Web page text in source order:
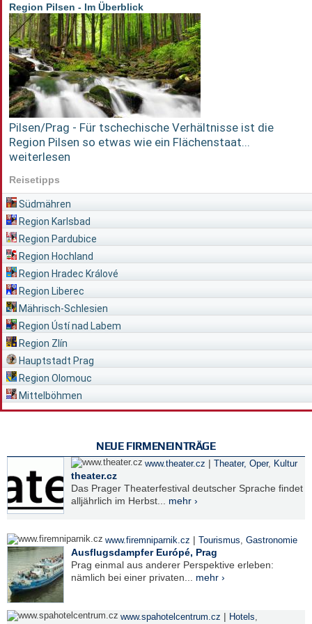
Region Pilsen - Im Überblick
Pilsen/Prag - Für tschechische Verhältnisse ist die
Region Pilsen so etwas wie ein Flächenstaat...
weiterlesen
Reisetipps
Südmähren
Region Karlsbad
Region Pardubice
Region Hochland
Region Hradec Králové
Region Liberec
Mährisch-Schlesien
Region Ústí nad Labem
Region Zlín
Hauptstadt Prag
Region Olomouc
Mittelböhmen
NEUE FIRMENEINTRÄGE
www.theater.cz | Theater, Oper, Kultur
theater.cz
Das Prager Theaterfestival deutscher Sprache findet
alljährlich im Herbst... mehr ›
www.firemniparnik.cz | Tourismus, Gastronomie
Ausflugsdampfer Európé, Prag
Prag einmal aus anderer Perspektive erleben:
nämlich bei einer privaten... mehr ›
www.spahotelcentrum.cz | Hotels,